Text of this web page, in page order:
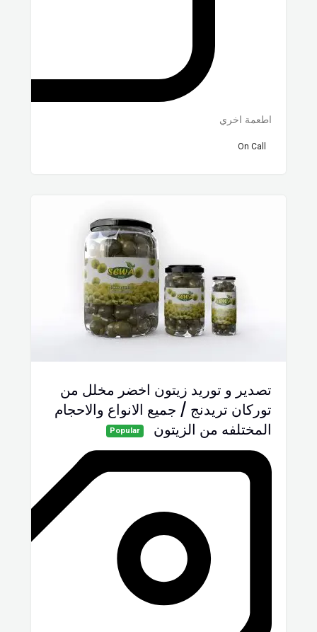
اطعمة اخري
On Call
تصدير و توريد زيتون اخضر مخلل من
توركان تريدنج / جميع الانواع والاحجام
المختلفه من الزيتون
Popular